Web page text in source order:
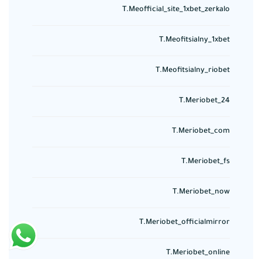
T.meofficial_site_1xbet_zerkalo
T.meofitsialny_1xbet
T.meofitsialny_riobet
T.meriobet_24
T.meriobet_com
T.meriobet_fs
T.meriobet_now
T.meriobet_officialmirror
T.meriobet_online